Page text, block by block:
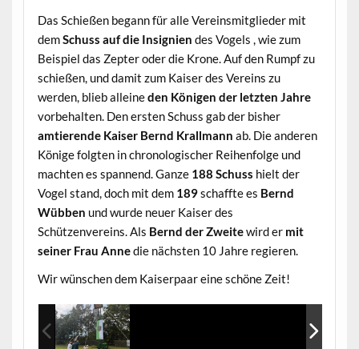
Das Schießen begann für alle Vereinsmitglieder mit
demSchuss auf die Insignien des Vogels , wie zum
Beispiel das Zepter oder die Krone. Auf den Rumpf zu
schießen, und damit zum Kaiser des Vereins zu
werden, blieb alleineden Königen der letzten Jahre
vorbehalten. Den ersten Schuss gab der bisher
amtierende Kaiser Bernd Krallmann ab. Die anderen
Könige folgten in chronologischer Reihenfolge und
machten es spannend. Ganze 188 Schuss hielt der
Vogel stand, doch mit dem 189schaffte es Bernd
Wübben und wurde neuer Kaiser des
Schützenvereins. Als Bernd der Zweitewird er mit
seiner Frau Annedie nächsten 10 Jahre regieren.
Wir wünschen dem Kaiserpaar eine schöne Zeit!